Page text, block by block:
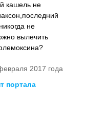
кашель не
не
вылечить
2017 года
портала